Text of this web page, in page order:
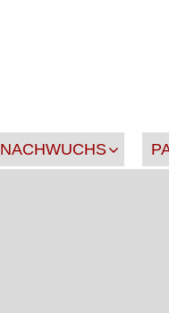
NACHWUCHS